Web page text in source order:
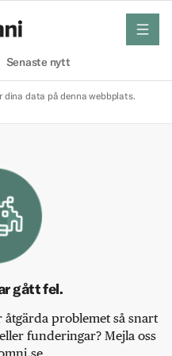
Senaste nytt
meny
dina data på denna webbplats.
gått fel.
problemet så snart
funderingar? Mejla oss